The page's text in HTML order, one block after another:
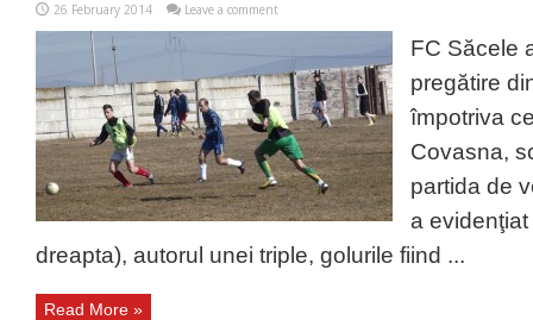
26 February 2014 Leave a comment
FC Săcele
pregătire
împotriva
Covasna,
partida de
a
dreapta), autorul unei triple, golurile fiind ...
Read More »